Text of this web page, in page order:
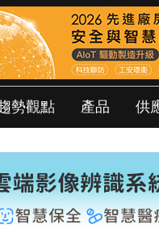
勢觀點 產品 供